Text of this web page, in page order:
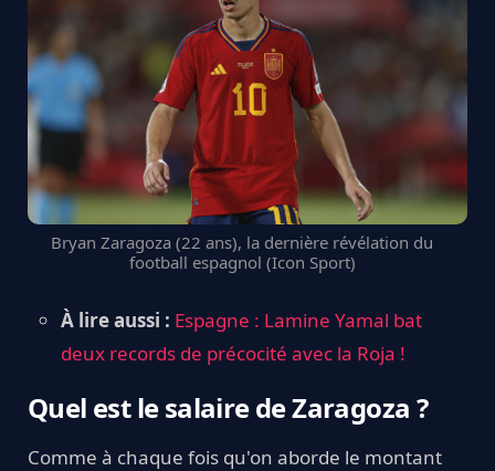
Bryan Zaragoza (22 ans), la dernière révélation du
football espagnol (Icon Sport)
À lire aussi : Espagne : Lamine Yamal bat
deux records de précocité avec la Roja !
Quel est le salaire de Zaragoza ?
Comme à chaque fois qu'on aborde le montant